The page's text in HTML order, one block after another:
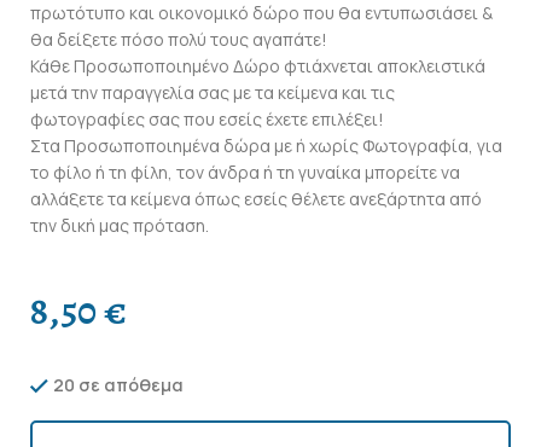
πρωτότυπο και οικονομικό δώρο που θα εντυπωσιάσει &
θα δείξετε πόσο πολύ τους αγαπάτε!
Κάθε Προσωποποιημένο Δώρο φτιάχνεται αποκλειστικά
μετά την παραγγελία σας με τα κείμενα και τις
φωτογραφίες σας που εσείς έχετε επιλέξει!
Στα Προσωποποιημένα δώρα με ή χωρίς Φωτογραφία, για
το φίλο ή τη φίλη, τον άνδρα ή τη γυναίκα μπορείτε να
αλλάξετε τα κείμενα όπως εσείς θέλετε ανεξάρτητα από
την δική μας πρόταση.
8,50€
20 σε απόθεμα